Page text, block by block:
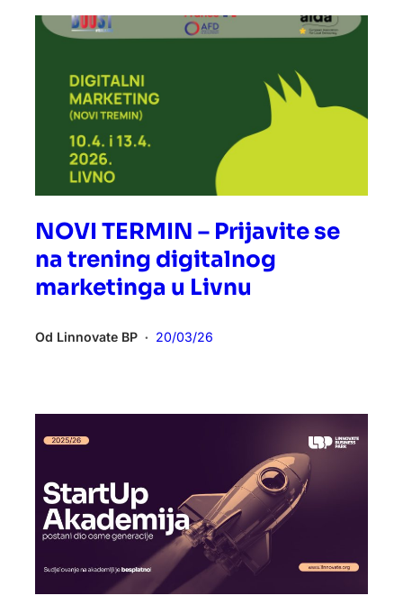
NOVI TERMIN – Prijavite se
na trening digitalnog
marketinga u Livnu
Od Linnovate BP • 20/03/26